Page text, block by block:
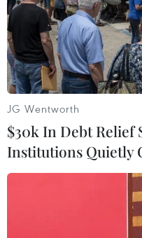
TIN LIÊN QUAN
JG Wentworth
$30k In Debt Relief
Institutions Quietly